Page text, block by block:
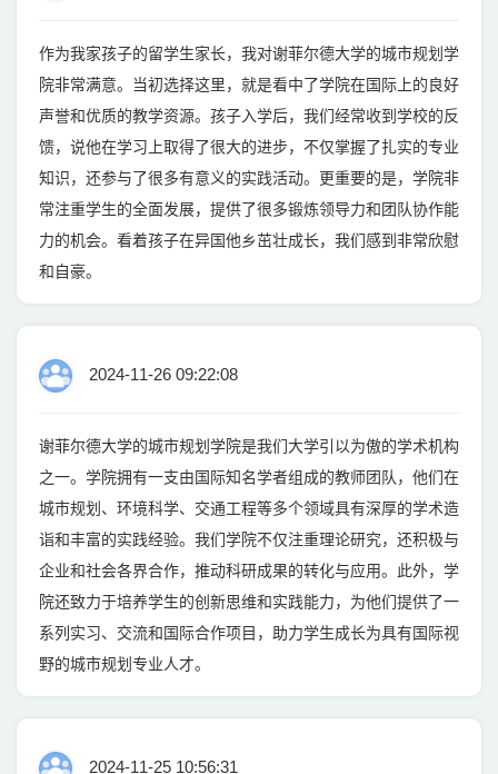
作为我家孩子的留学生家长，我对谢菲尔德大学的城市规划学
院非常满意。当初选择这里，就是看中了学院在国际上的良好
声誉和优质的教学资源。孩子入学后，我们经常收到学校的反
馈，说他在学习上取得了很大的进步，不仅掌握了扎实的专业
知识，还参与了很多有意义的实践活动。更重要的是，学院非
常注重学生的全面发展，提供了很多锻炼领导力和团队协作能
力的机会。看着孩子在异国他乡茁壮成长，我们感到非常欣慰
和自豪。
2024-11-26 09:22:08
谢菲尔德大学的城市规划学院是我们大学引以为傲的学术机构
之一。学院拥有一支由国际知名学者组成的教师团队，他们在
城市规划、环境科学、交通工程等多个领域具有深厚的学术造
诣和丰富的实践经验。我们学院不仅注重理论研究，还积极与
企业和社会各界合作，推动科研成果的转化与应用。此外，学
院还致力于培养学生的创新思维和实践能力，为他们提供了一
系列实习、交流和国际合作项目，助力学生成长为具有国际视
野的城市规划专业人才。
2024-11-25 10:56:31